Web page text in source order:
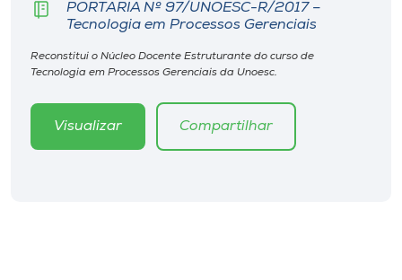
Editora
Rádio
Museu
PORTARIA Nº 97/UNOESC-R/2017 –
Tecnologia em Processos Gerenciais
Reconstitui o Núcleo Docente Estruturante do curso de
Tecnologia em Processos Gerenciais da Unoesc.
Visualizar Compartilhar